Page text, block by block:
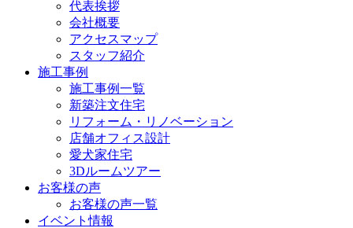
代表挨拶
会社概要
アクセスマップ
スタッフ紹介
施工事例
施工事例一覧
新築注文住宅
リフォーム・リノベーション
店舗オフィス設計
愛犬家住宅
3Dルームツアー
お客様の声
お客様の声一覧
イベント情報